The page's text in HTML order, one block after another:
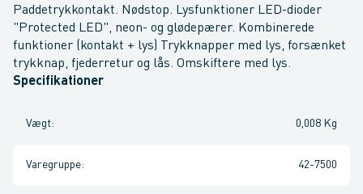
Paddetrykkontakt. Nødstop. Lysfunktioner LED-dioder
"Protected LED", neon- og glødepærer. Kombinerede
funktioner (kontakt + lys) Trykknapper med lys, forsænket
trykknap, fjederretur og lås. Omskiftere med lys.
Specifikationer
Vægt: 0,008 Kg
Varegruppe: 42-7500